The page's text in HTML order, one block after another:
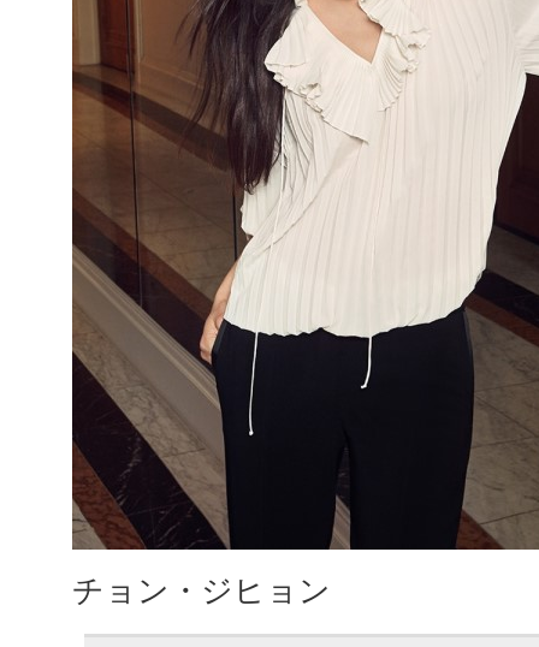
チョン・ジヒョン